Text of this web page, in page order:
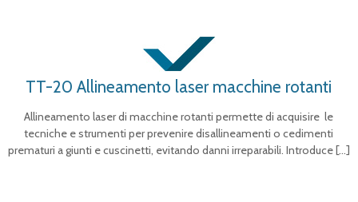
TT-20 Allineamento laser macchine rotanti
Allineamento laser di macchine rotanti permette di acquisire le
tecniche e strumenti per prevenire disallineamenti o cedimenti
prematuri a giunti e cuscinetti, evitando danni irreparabili. Introduce[…]